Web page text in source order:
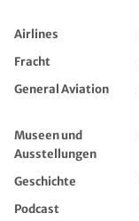
Airlines
Fracht
General Aviation
Museen und
Ausstellungen
Geschichte
Podcast